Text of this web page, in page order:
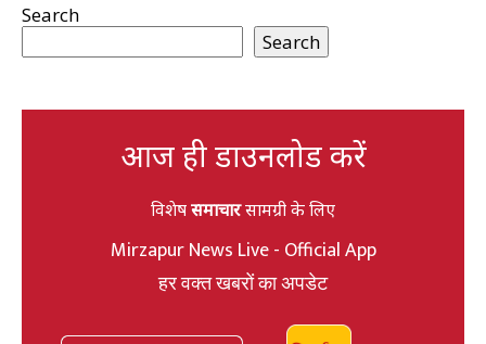
Search
Search
आज ही डाउनलोड करें
विशेषसमाचारसामग्री के लिए
Mirzapur News Live - Official App
हर वक्त खबरों का अपडेट